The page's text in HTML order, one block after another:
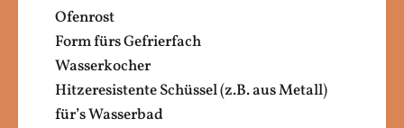
Ofenrost
Form fürs Gefrierfach
Wasserkocher
Hitzeresistente Schüssel (z.B. aus Metall)
für’s Wasserbad